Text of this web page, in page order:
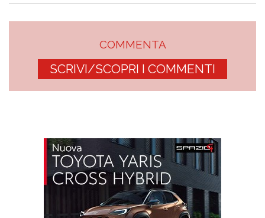
COMMENTA
SCRIVI/SCOPRI I COMMENTI